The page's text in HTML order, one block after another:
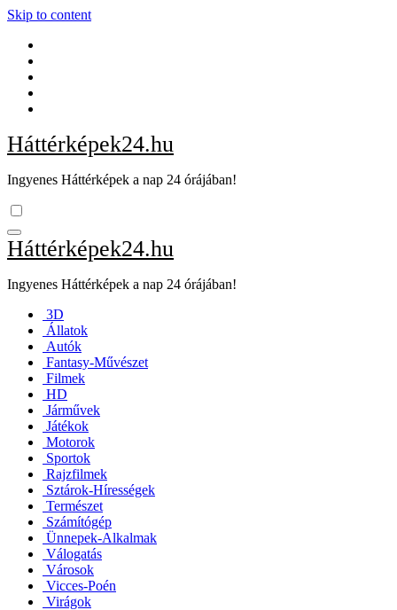
Skip to content
Háttérképek24.hu
Ingyenes Háttérképek a nap 24 órájában!
Háttérképek24.hu
Ingyenes Háttérképek a nap 24 órájában!
3D
Állatok
Autók
Fantasy-Művészet
Filmek
HD
Járművek
Játékok
Motorok
Sportok
Rajzfilmek
Sztárok-Hírességek
Természet
Számítógép
Ünnepek-Alkalmak
Válogatás
Városok
Vicces-Poén
Virágok